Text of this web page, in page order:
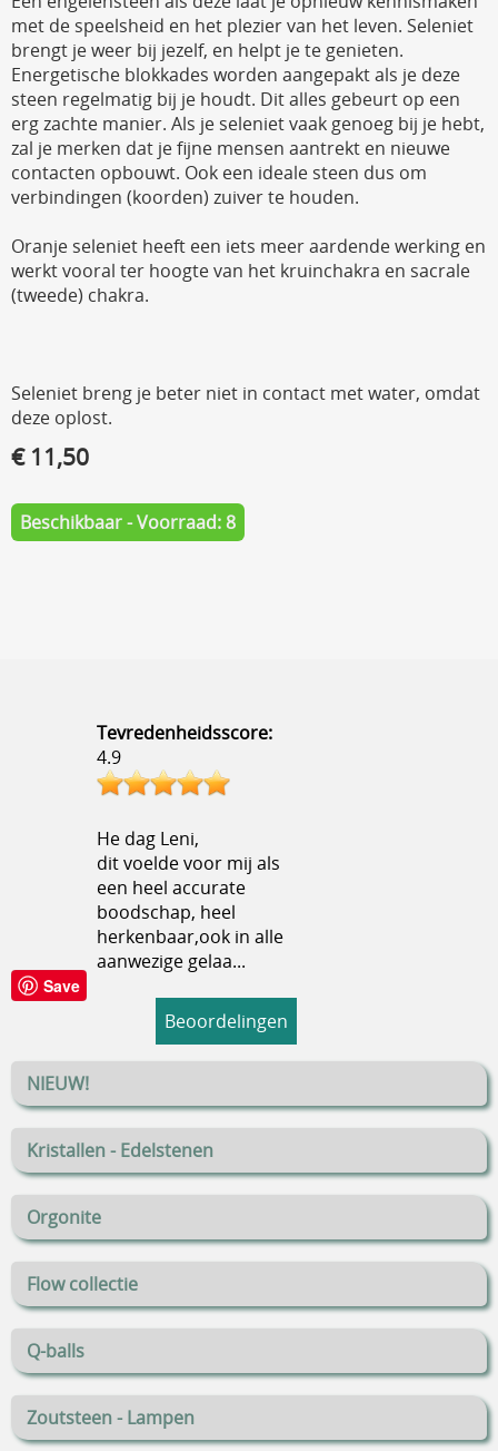
Save
Tevredenheidsscore:
4.9
He dag Leni,
dit voelde voor mij als
een heel accurate
boodschap, heel
herkenbaar,ook in alle
aanwezige gelaa...
Beoordelingen
NIEUW!
Kristallen - Edelstenen
Orgonite
Flow collectie
Q-balls
Zoutsteen - Lampen
met de speelsheid en het plezier van het leven. Seleniet
brengt je weer bij jezelf, en helpt je te genieten.
Energetische blokkades worden aangepakt als je deze
steen regelmatig bij je houdt. Dit alles gebeurt op een
erg zachte manier. Als je seleniet vaak genoeg bij je hebt,
zal je merken dat je fijne mensen aantrekt en nieuwe
contacten opbouwt. Ook een ideale steen dus om
verbindingen (koorden) zuiver te houden.
Oranje seleniet heeft een iets meer aardende werking en
werkt vooral ter hoogte van het kruinchakra en sacrale
(tweede) chakra.
Seleniet breng je beter niet in contact met water, omdat
deze oplost.
€ 11,50
Beschikbaar - Voorraad: 8